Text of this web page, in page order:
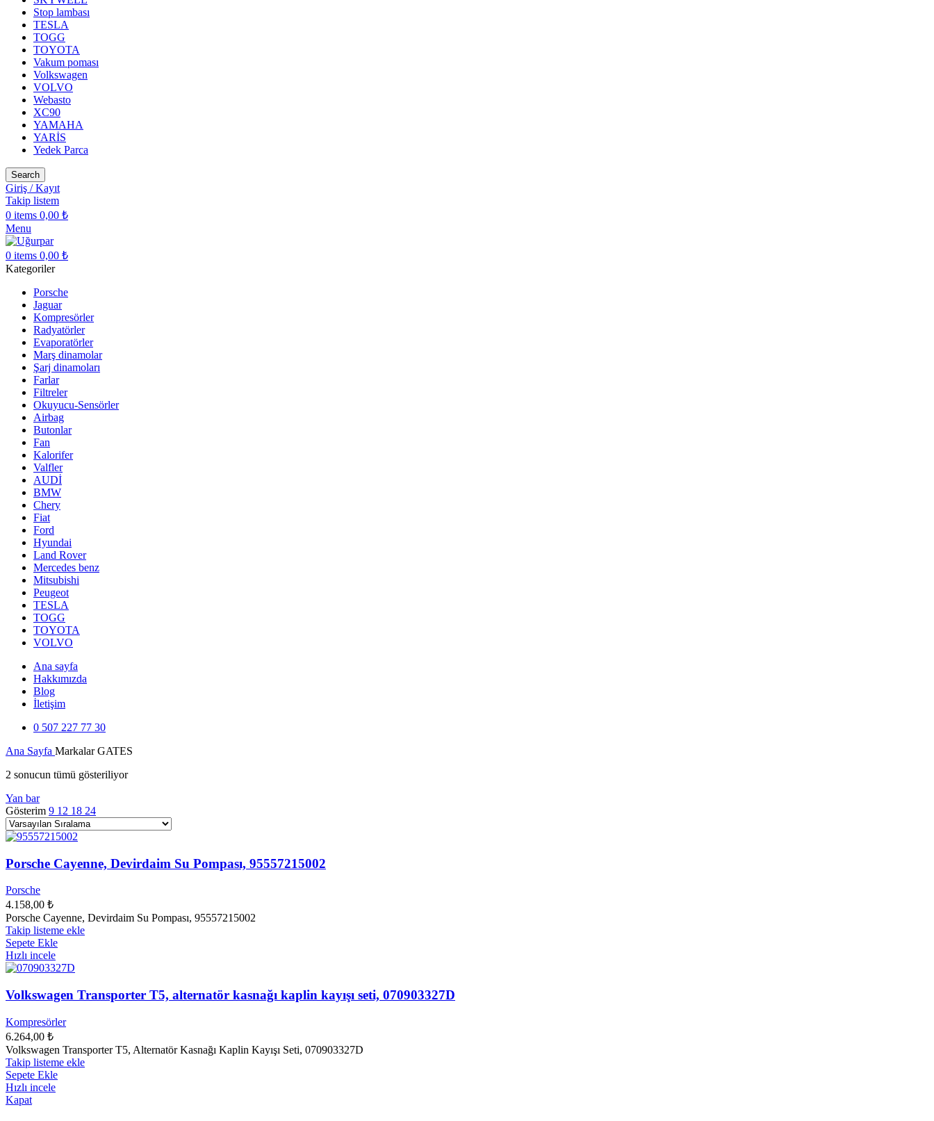
Stop lambası
TESLA
TOGG
TOYOTA
Vakum poması
Volkswagen
VOLVO
Webasto
XC90
YAMAHA
YARİS
Yedek Parca
Search
Giriş / Kayıt
Takip listem
0 items 0,00 ₺
Menu
0 items 0,00 ₺
Kategoriler
Porsche
Jaguar
Kompresörler
Radyatörler
Evaporatörler
Marş dinamolar
Şarj dinamoları
Farlar
Filtreler
Okuyucu-Sensörler
Airbag
Butonlar
Fan
Kalorifer
Valfler
AUDİ
BMW
Chery
Fiat
Ford
Hyundai
Land Rover
Mercedes benz
Mitsubishi
Peugeot
TESLA
TOGG
TOYOTA
VOLVO
Ana sayfa
Hakkımızda
Blog
İletişim
0 507 227 77 30
Ana Sayfa MarkalarGATES
2 sonucun tümü gösteriliyor
Yan bar
Gösterim 9 12 18 24
Porsche Cayenne, Devirdaim Su Pompası, 95557215002
Porsche
4.158,00 ₺
Porsche Cayenne, Devirdaim Su Pompası, 95557215002
Takip listeme ekle
Sepete Ekle
Hızlı incele
Volkswagen Transporter T5, alternatör kasnağı kaplin kayışı seti, 070903327D
Kompresörler
6.264,00 ₺
Volkswagen Transporter T5, Alternatör Kasnağı Kaplin Kayışı Seti, 070903327D
Takip listeme ekle
Sepete Ekle
Hızlı incele
Kapat